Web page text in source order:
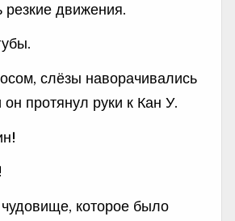
резкие движения.
слёзы наворачивались
он протянул руки к Кан У.
которое было